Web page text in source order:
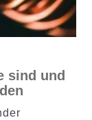
sind und